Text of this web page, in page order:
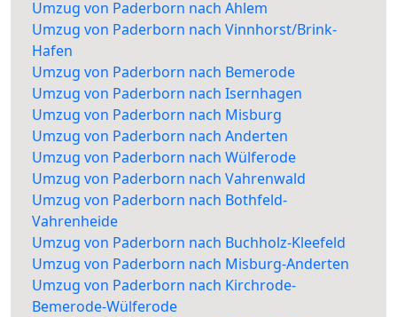
Umzug von Paderborn nach Ahlem
Umzug von Paderborn nach Vinnhorst/Brink-
Hafen
Umzug von Paderborn nach Bemerode
Umzug von Paderborn nach Isernhagen
Umzug von Paderborn nach Misburg
Umzug von Paderborn nach Anderten
Umzug von Paderborn nach Wülferode
Umzug von Paderborn nach Vahrenwald
Umzug von Paderborn nach Bothfeld-
Vahrenheide
Umzug von Paderborn nach Buchholz-Kleefeld
Umzug von Paderborn nach Misburg-Anderten
Umzug von Paderborn nach Kirchrode-
Bemerode-Wülferode